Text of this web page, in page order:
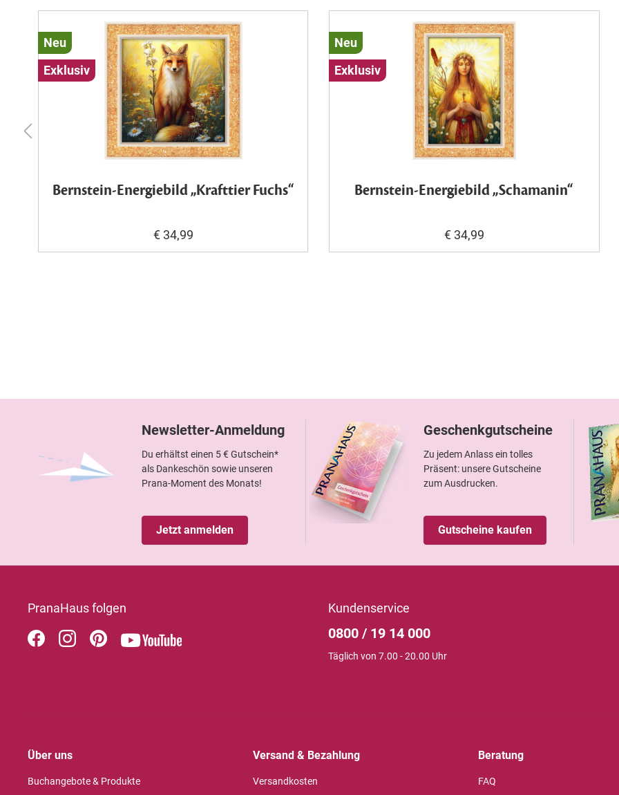
Neu
Exklusiv
Bernstein-Energiebild „Krafttier Fuchs“
€ 34,99
Neu
Exklusiv
Bernstein-Energiebild „Schamanin“
€ 34,99
Newsletter-Anmeldung
Du erhältst einen 5 € Gutschein*
als Dankeschön sowie unseren
Prana-Moment des Monats!
Jetzt anmelden
Geschenkgutscheine
Zu jedem Anlass ein tolles
Präsent: unsere Gutscheine
zum Ausdrucken.
Gutscheine kaufen
PranaHaus folgen Kundenservice
0800 / 19 14 000
Täglich von 7.00 - 20.00 Uhr
Über uns
Buchangebote & Produkte
Versand & Bezahlung
Versandkosten
Beratung
FAQ